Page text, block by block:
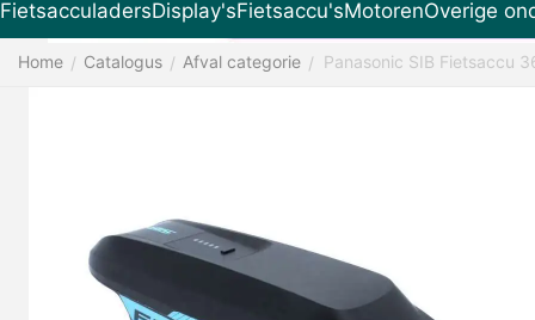
FietsacculadersDisplay'sFietsaccu'sMotorenOverige
Home / Catalogus / Afval categorie / Panasonic SIB Fietsaccu